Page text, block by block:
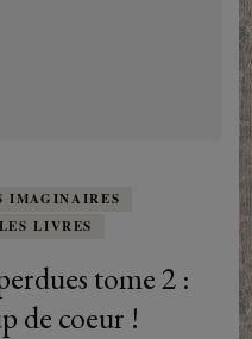
IMAGINAIRES
LIVRES
tome 2 :
de coeur !